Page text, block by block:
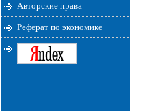
Авторские права
Реферат по экономике